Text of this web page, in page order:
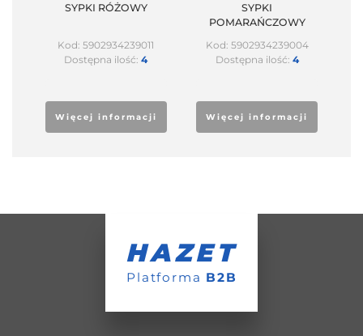
SYPKI RÓŻOWY
Kod: 5902934239011
Dostępna ilość:4
Więcej informacji
SYPKI
POMARAŃCZOWY
Kod: 5902934239004
Dostępna ilość: 4
Więcej informacji
HAZET
Platforma B2B